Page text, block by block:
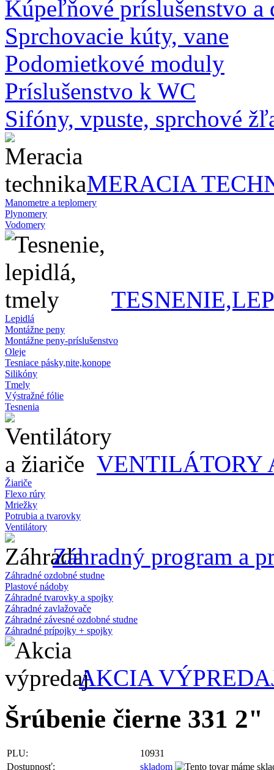
Kúpeľňové príslušenstvo a
Sprchovacie kúty, vane
Podomietkové moduly
Príslušenstvo k WC
Sifóny, vpuste, sprchové
MERACIA
Manometre a teplomery
Plynomery
Vodomery
Lepidlá
Montážne peny
Montážne peny-príslušenstvo
Oleje
Tesniace pásky,nite,konope
Silikóny
Tmely
Výstražné fólie
Tesnenia
VENTILÁTORY
Žiariče
Flexo rúry
Mriežky
Potrubia a tvarovky
Ventilátory
Záhradný program a
Záhradné ozdobné studne
Plastové nádoby
Záhradné tvarovky a spojky
Záhradné zavlažovače
Záhradné závesné ozdobné studne
Záhradné prípojky + spojky
AKCIA
Šrúbenie čierne 331 2"
PLU:
10931
Dostupnosť:
skladom